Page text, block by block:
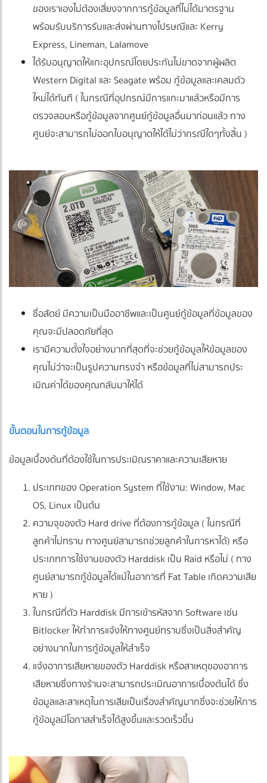
ของเราเองไม่ต้องเสี่ยงจากการกู้ข้อมูลที่ไม่ได้มาตรฐาน
พร้อมรับบริการรับและส่งผ่านทางไปรษณีและ Kerry
Express, Lineman, Lalamove
ได้รับอนุญาตให้แกะอุปกรณ์โดยประกันไม่ขาดจากผู้ผลิต
Western Digital และ Seagate พร้อม กู้ข้อมูลและเคลมตัว
ใหม่ได้ทันที ( ในกรณีที่อุปกรณ์มีการแกะมาแล้วหรือมีการ
ตรวจสอบหรือกู้ข้อมูลจากศูนย์กู้ข้อมูลอื่นมาก่อนแล้ว ทาง
ศูนย์จะสามารถไม่ออกใบอนุญาตให้ได้ไม่ว่ากรณีใดๆทั้งสิ้น )
ซื่อสัตย์ มีความเป็นมืออาชีพและเป็นศูนย์กู้ข้อมูลที่ข้อมูลของ
คุณจะมีปลอดภัยที่สุด
เรามีความตั้งใจอย่างมากที่สุดที่จะช่วยกู้ข้อมูลให้ข้อมูลของ
คุณไม่ว่าจะเป็นรูปความทรงจำ หรือข้อมูลที่ไม่สามารถประ
เมิณค่าได้ของคุณกลับมาให้ได้
ขั้นตอนในการกู้ข้อมูล
ข้อมูลเบื้องต้นที่ต้องใช้ในการประเมิณราคาและความเสียหาย
ประเภทของ Operation System ที่ใช้งาน: Window, Mac
OS, Linux เป็นต้น
ความจุของตัว Hard drive ที่ต้องการกู้ข้อมูล ( ในกรณีที่
ลูกค้าไม่ทราบ ทางศูนย์สามารถช่วยลูกค้าในการหาได้) หรือ
ประเภทการใช้งานของตัว Harddisk เป็น Raid หรือไม่ ( ทาง
ศูนย์สามารถกู้ข้อมูลได้แม้ในอาการที่ Fat Table เกิดความเสีย
หาย )
ในกรณีที่ตัว Harddisk มีการเข้ารหัสจาก Software เช่น
Bitlocker ให้ทำการแจ้งให้ทางศูนย์ทราบซึ่งเป็นสิ่งสำคัญ
อย่างมากในการกู้ข้อมูลให้สำเร็จ
แจ้งอาการเสียหายของตัว Harddisk หรือสาเหตุของอาการ
เสียหายซึ่งทางร้านจะสามารถประเมิณอาการเบื้องต้นได้ ซึ่ง
ข้อมูลและสาเหตุในการเสียเป็นเรื่องสำคัญมากซึ่งจะช่วยให้การ
กู้ข้อมูลมีโอกาสสำเร็จได้สูงขึ้นและรวดเร็วขึ้น